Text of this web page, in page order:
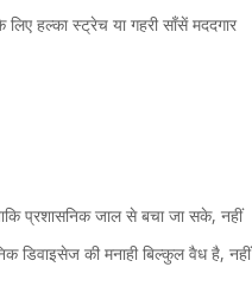
हल्का स्ट्रेच या गहरी साँसें मददगार
प्रशासनिक जाल से बचा जा सके, नहीं
डिवाइसेज की मनाही बिल्कुल वैध है, नहीं